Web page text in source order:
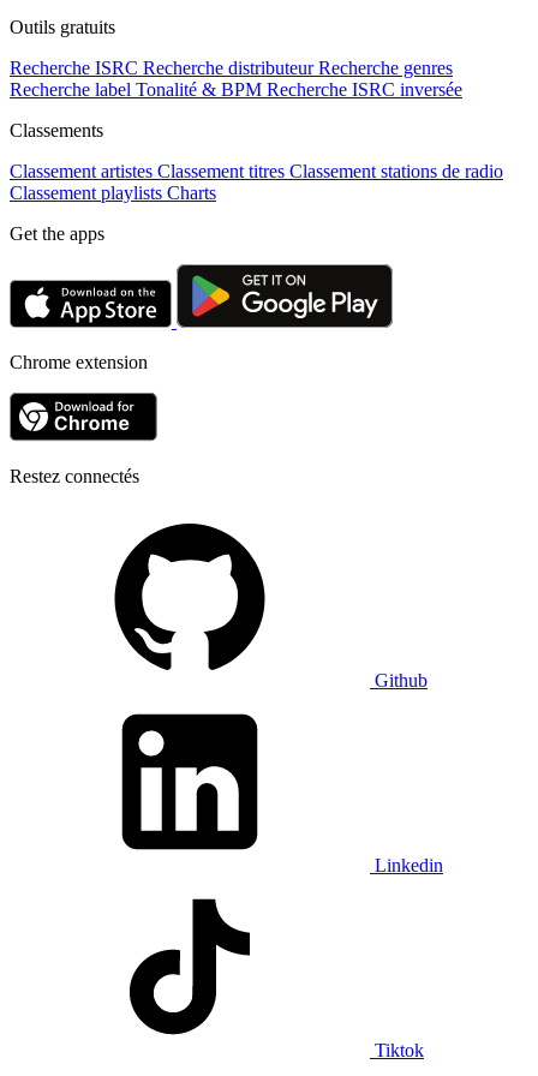
Outils gratuits
Recherche ISRC Recherche distributeur Recherche genres
Recherche label Tonalité & BPM Recherche ISRC inversée
Classements
Classement artistes Classement titres Classement stations de radio
Classement playlists Charts
Get the apps
Chrome extension
Restez connectés
Github
Linkedin
Tiktok